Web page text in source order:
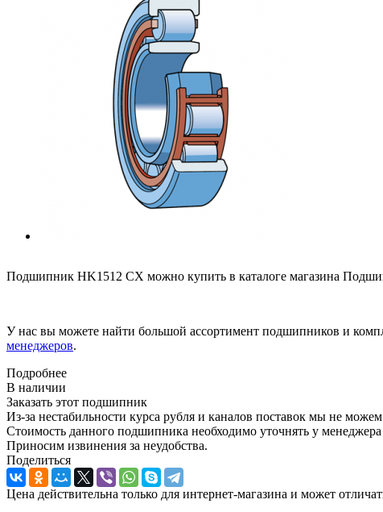
Подшипник HK1512 CX можно купить в каталоге магазина
У нас вы можете найти большой ассортимент подшипников и
менеджеров.
Подробнее
В наличии
Заказать этот подшипник
Из-за нестабильности курса рубля и каналов поставок мы не
Стоимость данного подшипника необходимо уточнять у
Приносим извинения за неудобства.
Поделиться
Цена действительна только для интернет-магазина и может